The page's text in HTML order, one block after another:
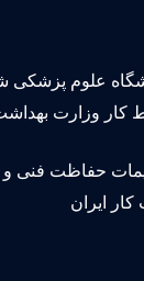
علوم پزشکی
وزارت بهداشت
حفاظت فنی و
ایران